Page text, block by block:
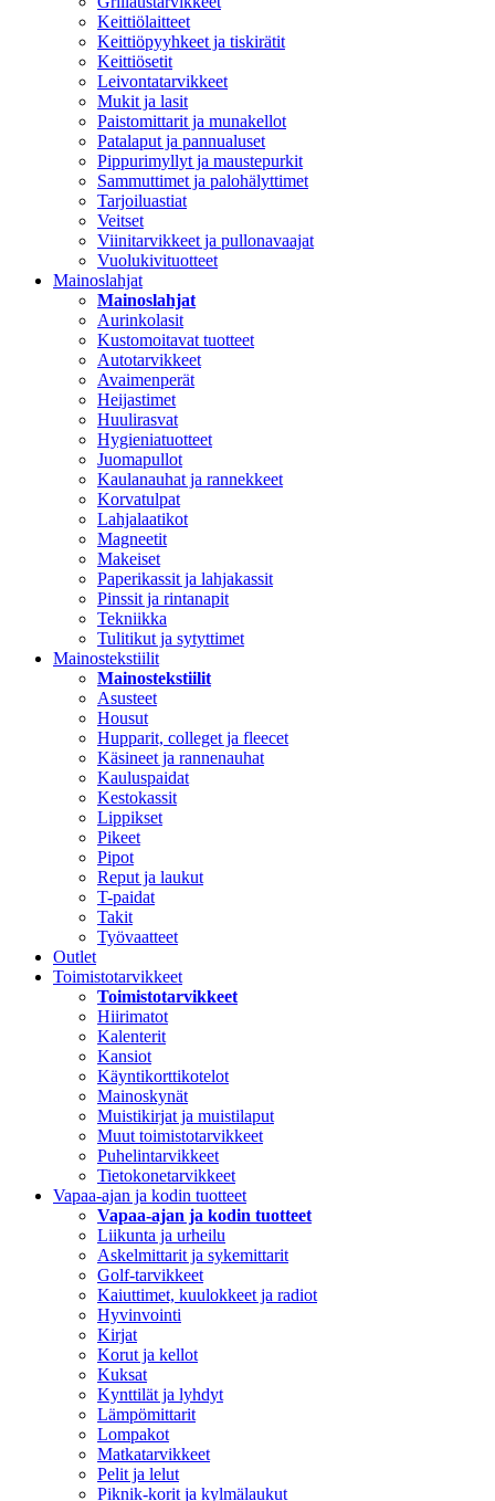
Keittiölaitteet
Keittiöpyyhkeet ja tiskirätit
Keittiösetit
Leivontatarvikkeet
Mukit ja lasit
Paistomittarit ja munakellot
Patalaput ja pannualuset
Pippurimyllyt ja maustepurkit
Sammuttimet ja palohälyttimet
Tarjoiluastiat
Veitset
Viinitarvikkeet ja pullonavaajat
Vuolukivituotteet
Mainoslahjat
Mainoslahjat
Aurinkolasit
Kustomoitavat tuotteet
Autotarvikkeet
Avaimenperät
Heijastimet
Huulirasvat
Hygieniatuotteet
Juomapullot
Kaulanauhat ja rannekkeet
Korvatulpat
Lahjalaatikot
Magneetit
Makeiset
Paperikassit ja lahjakassit
Pinssit ja rintanapit
Tekniikka
Tulitikut ja sytyttimet
Mainostekstiilit
Mainostekstiilit
Asusteet
Housut
Hupparit, colleget ja fleecet
Käsineet ja rannenauhat
Kauluspaidat
Kestokassit
Lippikset
Pikeet
Pipot
Reput ja laukut
T-paidat
Takit
Työvaatteet
Outlet
Toimistotarvikkeet
Toimistotarvikkeet
Hiirimatot
Kalenterit
Kansiot
Käyntikorttikotelot
Mainoskynät
Muistikirjat ja muistilaput
Muut toimistotarvikkeet
Puhelintarvikkeet
Tietokonetarvikkeet
Vapaa-ajan ja kodin tuotteet
Vapaa-ajan ja kodin tuotteet
Liikunta ja urheilu
Askelmittarit ja sykemittarit
Golf-tarvikkeet
Kaiuttimet, kuulokkeet ja radiot
Hyvinvointi
Kirjat
Korut ja kellot
Kuksat
Kynttilät ja lyhdyt
Lämpömittarit
Lompakot
Matkatarvikkeet
Pelit ja lelut
Piknik-korit ja kylmälaukut